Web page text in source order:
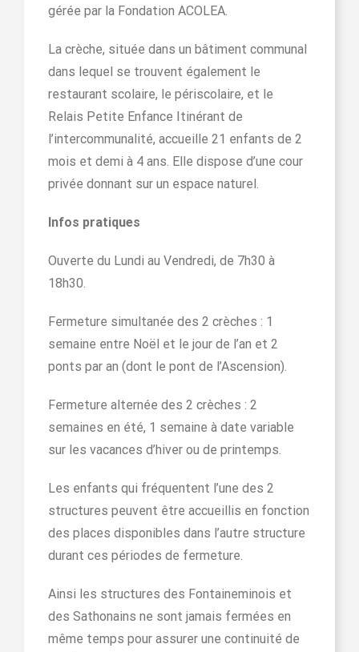
gérée par la Fondation ACOLEA.
La crèche, située dans un bâtiment communal
dans lequel se trouvent également le
restaurant scolaire, le périscolaire, et le
Relais Petite Enfance Itinérant de
l’intercommunalité, accueille 21 enfants de 2
mois et demi à 4 ans. Elle dispose d’une cour
privée donnant sur un espace naturel.
Infos pratiques
Ouverte du Lundi au Vendredi, de 7h30 à
18h30.
Fermeture simultanée des 2 crèches : 1
semaine entre Noël et le jour de l’an et 2
ponts par an (dont le pont de l’Ascension).
Fermeture alternée des 2 crèches : 2
semaines en été, 1 semaine à date variable
sur les vacances d’hiver ou de printemps.
Les enfants qui fréquentent l’une des 2
structures peuvent être accueillis en fonction
des places disponibles dans l’autre structure
durant ces périodes de fermeture.
Ainsi les structures des Fontaineminois et
des Sathonains ne sont jamais fermées en
même temps pour assurer une continuité de